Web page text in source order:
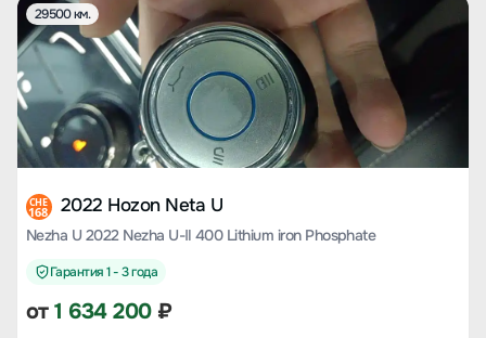
29500 км.
CHE
168 2022 Hozon Neta U
Nezha U 2022 Nezha U-Ⅱ 400 Lithium iron Phosphate
Гарантия 1 - 3 года
от1 634 200₽